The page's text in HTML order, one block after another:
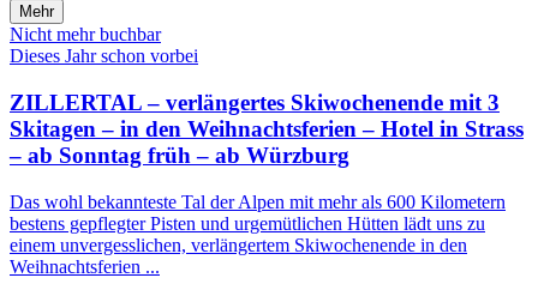
Mehr
Nicht mehr buchbar
Dieses Jahr schon vorbei
ZILLERTAL – verlängertes Skiwochenende mit 3
Skitagen – in den Weihnachtsferien – Hotel in Strass
– ab Sonntag früh – ab Würzburg
Das wohl bekannteste Tal der Alpen mit mehr als 600 Kilometern
bestens gepflegter Pisten und urgemütlichen Hütten lädt uns zu
einem unvergesslichen, verlängertem Skiwochenende in den
Weihnachtsferien ...